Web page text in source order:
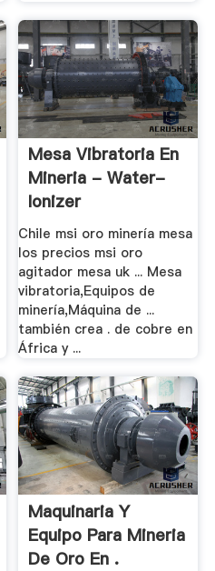
Mesa Vibratoria En
Mineria - Water-
Ionizer
Chile msi oro minería mesa
los precios msi oro
agitador mesa uk ... Mesa
vibratoria,Equipos de
minería,Máquina de ...
también crea . de cobre en
África y ...
Maquinaria Y
Equipo Para Mineria
De Oro En .